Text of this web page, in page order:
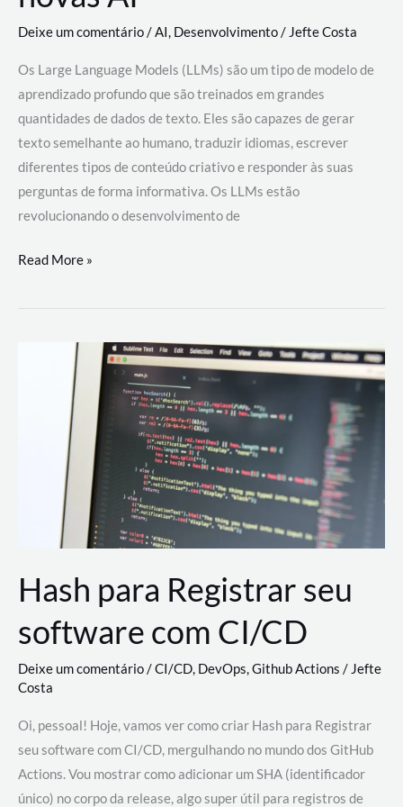
Deixe um comentário/AI, Desenvolvimento/ Jefte Costa
Os Large Language Models (LLMs) são um tipo de modelo de
aprendizado profundo que são treinados em grandes
quantidades de dados de texto. Eles são capazes de gerar
texto semelhante ao humano, traduzir idiomas, escrever
diferentes tipos de conteúdo criativo e responder às suas
perguntas de forma informativa. Os LLMs estão
revolucionando o desenvolvimento de
Large
Models
revolucionando
desenvolvimento
Read More »
Hash para Registrar seu
software com CI/CD
Deixe um comentário/CI/CD, DevOps,Github Actions /Jefte
Costa
Oi, pessoal! Hoje, vamos ver como criar Hash para Registrar
seu software com CI/CD, mergulhando no mundo dos GitHub
Actions. Vou mostrar como adicionar um SHA (identificador
único) no corpo da release, algo super útil para registros de